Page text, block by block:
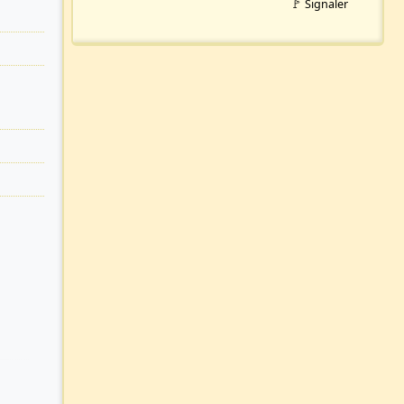
🚩 Signaler